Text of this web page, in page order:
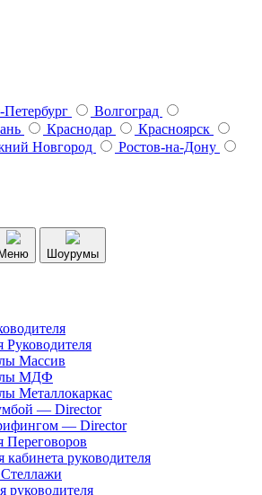
Волгоград
Краснодар
Красноярск
Новгород
Ростов-на-Дону
Шоурумы
Руководителя
Массив
МДФ
Металлокаркас
— Director
— Director
Переговоров
руководителя
руководителя